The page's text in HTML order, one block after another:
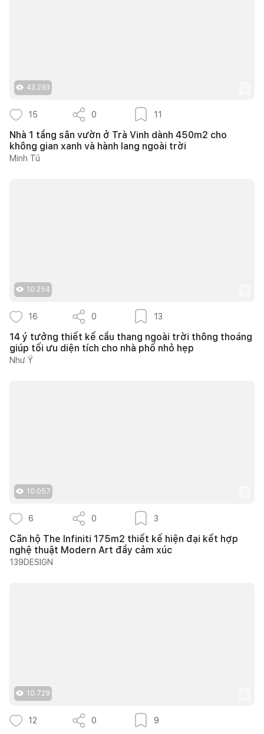
43.293
15 0 11
Nhà 1 tầng sân vườn ở Trà Vinh dành 450m2 cho
không gian xanh và hành lang ngoài trời
Minh Tú
10.254
16 0 13
14 ý tưởng thiết kế cầu thang ngoài trời thông thoáng
giúp tối ưu diện tích cho nhà phố nhỏ hẹp
Như Ý
10.057
6 0 3
Căn hộ The Infiniti 175m2 thiết kế hiện đại kết hợp
nghệ thuật Modern Art đầy cảm xúc
139DESIGN
10.729
12 0 9